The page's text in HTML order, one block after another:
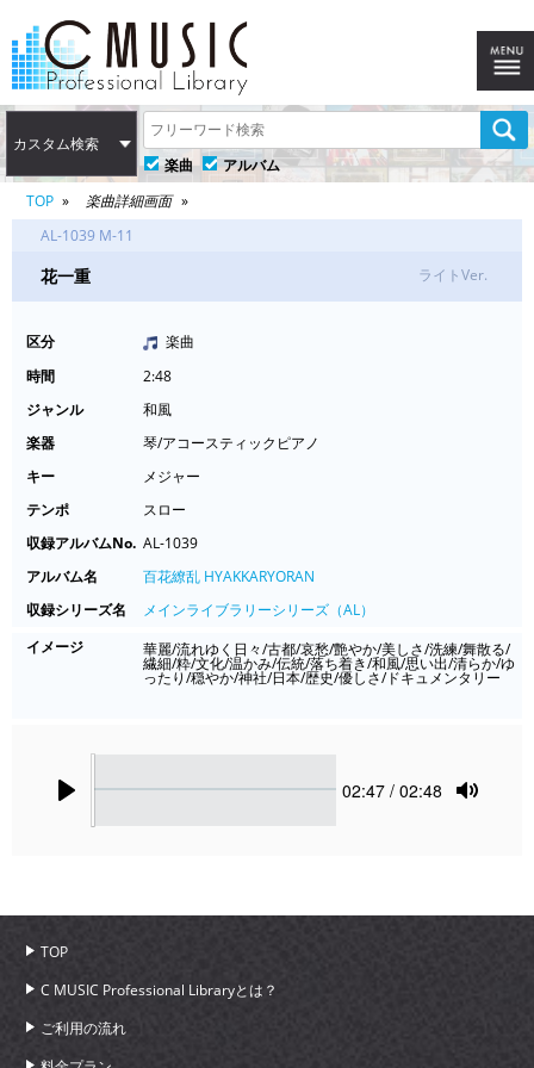
カスタム検索
楽曲
アルバム
TOP
楽曲詳細画面
AL-1039 M-11
花一重 ライトVer.
区分
楽曲
時間
2:48
ジャンル
和風
楽器
琴/アコースティックピアノ
キー
メジャー
テンポ
スロー
収録アルバムNo. AL-1039
アルバム名
百花繚乱 HYAKKARYORAN
収録シリーズ名
メインライブラリーシリーズ（AL）
イメージ
華麗/流れゆく日々/古都/哀愁/艶やか/美しさ/洗練/舞散る/
繊細/粋/文化/温かみ/伝統/落ち着き/和風/思い出/清らか/ゆ
ったり/穏やか/神社/日本/歴史/優しさ/ドキュメンタリー
Current
02:47 / 02:48
TOP
C MUSIC Professional Libraryとは？
ご利用の流れ